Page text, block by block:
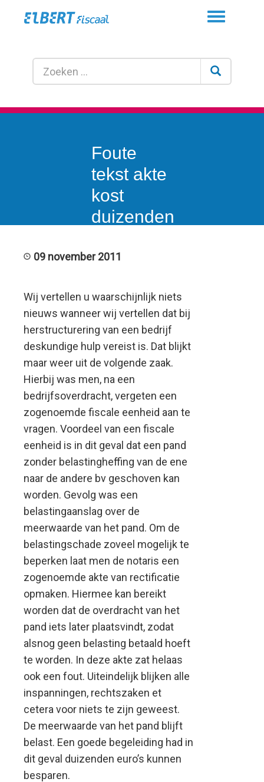
Toggle
Foute
tekst akte
kost
duizenden
09 november 2011
Wij vertellen u waarschijnlijk niets
nieuws wanneer wij vertellen dat bij
herstructurering van een bedrijf
deskundige hulp vereist is. Dat blijkt
maar weer uit de volgende zaak.
Hierbij was men, na een
bedrijfsoverdracht, vergeten een
zogenoemde fiscale eenheid aan te
vragen. Voordeel van een fiscale
eenheid is in dit geval dat een pand
zonder belastingheffing van de ene
naar de andere bv geschoven kan
worden. Gevolg was een
belastingaanslag over de
meerwaarde van het pand. Om de
belastingschade zoveel mogelijk te
beperken laat men de notaris een
zogenoemde akte van rectificatie
opmaken. Hiermee kan bereikt
worden dat de overdracht van het
pand iets later plaatsvindt, zodat
alsnog geen belasting betaald hoeft
te worden. In deze akte zat helaas
ook een fout. Uiteindelijk blijken alle
inspanningen, rechtszaken et
cetera voor niets te zijn geweest.
De meerwaarde van het pand blijft
belast. Een goede begeleiding had in
dit geval duizenden euro’s kunnen
besparen.